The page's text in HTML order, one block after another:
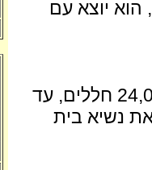
יוצא עם
עם בני ישראל ונפלו 24,000 חללים, עד
נשיא בית